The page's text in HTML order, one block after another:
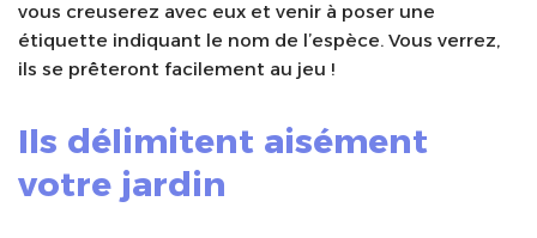
vous creuserez avec eux et venir à poser une
étiquette indiquant le nom de l’espèce. Vous verrez,
ils se prêteront facilement au jeu !
Ils délimitent aisément
votre jardin